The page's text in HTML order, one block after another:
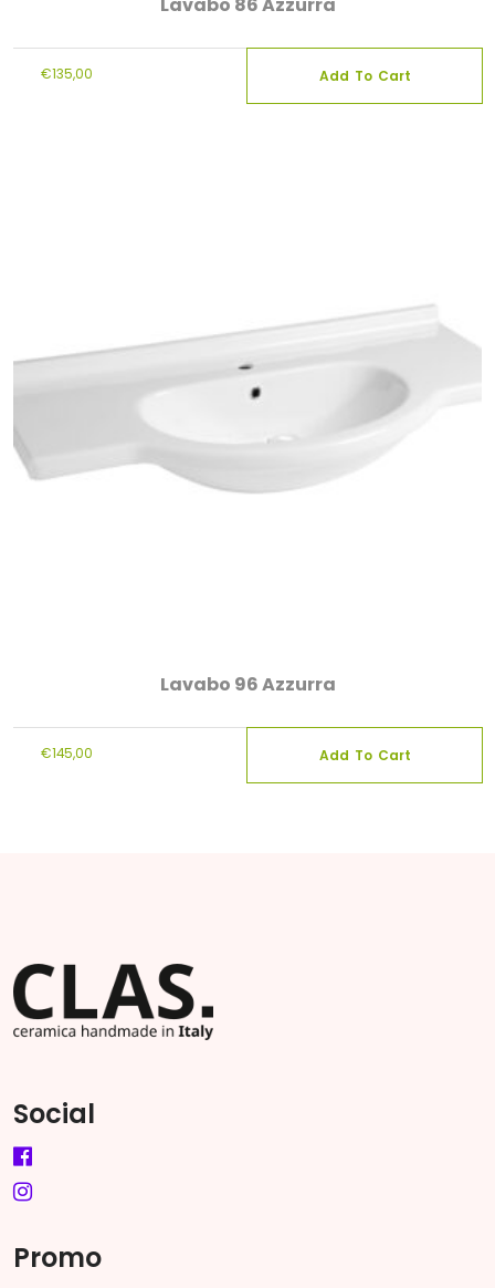
€135,00 Add To Cart
Lavabo 96 Azzurra
€145,00 Add To Cart
Social
Promo